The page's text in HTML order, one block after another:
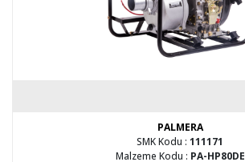
PALMERA
SMK Kodu : 111171
Malzeme Kodu : PA-HP80DE